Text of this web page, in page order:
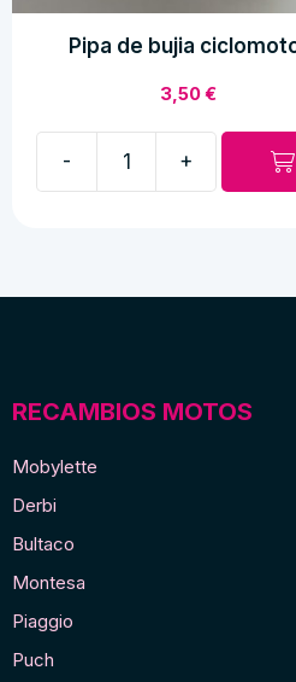
Pipa de bujia
3,50€
-
cantidad
+
RECAMBIOS MOTOS
Mobylette
Derbi
Bultaco
Montesa
Piaggio
Puch